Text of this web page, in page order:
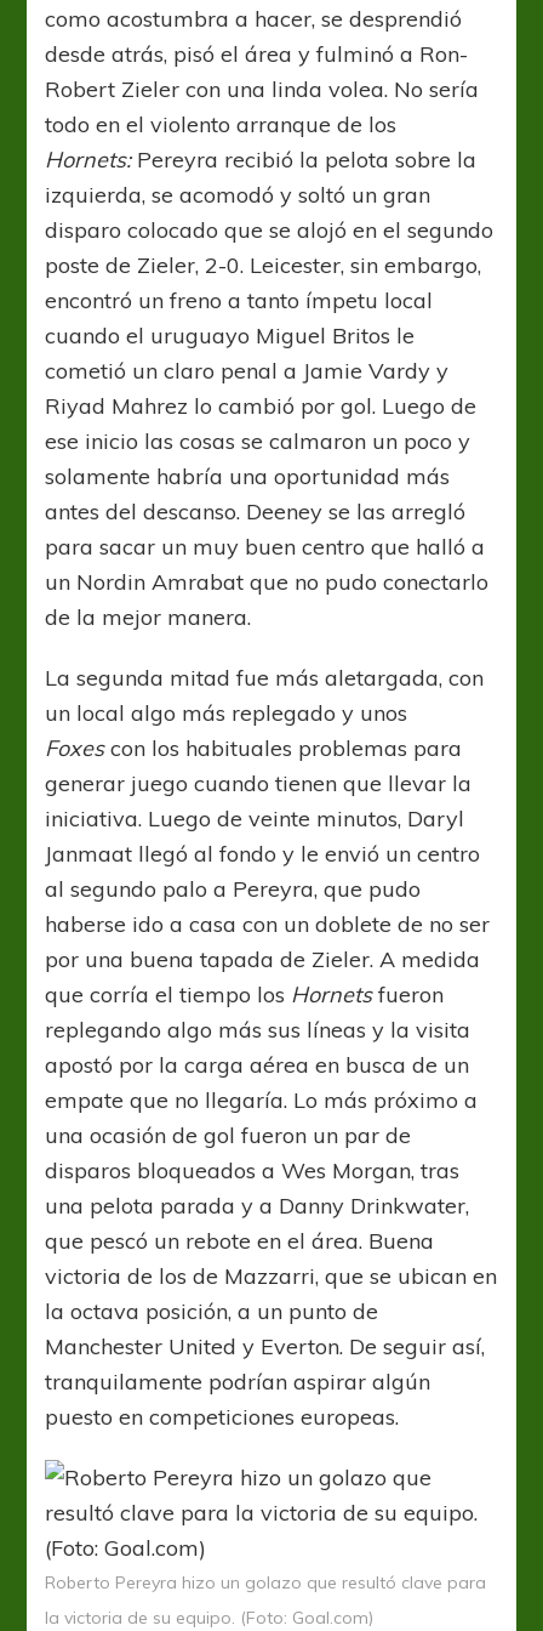
como acostumbra a hacer, se desprendió
desde atrás, pisó el área y fulminó a Ron-
Robert Zieler con una linda volea. No sería
todo en el violento arranque de los
Hornets: Pereyra recibió la pelota sobre la
izquierda, se acomodó y soltó un gran
disparo colocado que se alojó en el segundo
poste de Zieler, 2-0. Leicester, sin embargo,
encontró un freno a tanto ímpetu local
cuando el uruguayo Miguel Britos le
cometió un claro penal a Jamie Vardy y
Riyad Mahrez lo cambió por gol. Luego de
ese inicio las cosas se calmaron un poco y
solamente habría una oportunidad más
antes del descanso. Deeney se las arregló
para sacar un muy buen centro que halló a
un Nordin Amrabat que no pudo conectarlo
de la mejor manera.
La segunda mitad fue más aletargada, con
un local algo más replegado y unos
Foxescon los habituales problemas para
generar juego cuando tienen que llevar la
iniciativa. Luego de veinte minutos, Daryl
Janmaat llegó al fondo y le envió un centro
al segundo palo a Pereyra, que pudo
haberse ido a casa con un doblete de no ser
por una buena tapada de Zieler. A medida
que corría el tiempo los Hornetsfueron
replegando algo más sus líneas y la visita
apostó por la carga aérea en busca de un
empate que no llegaría. Lo más próximo a
una ocasión de gol fueron un par de
disparos bloqueados a Wes Morgan, tras
una pelota parada y a Danny Drinkwater,
que pescó un rebote en el área. Buena
victoria de los de Mazzarri, que se ubican en
la octava posición, a un punto de
Manchester United y Everton. De seguir así,
tranquilamente podrían aspirar algún
puesto en competiciones europeas.
Roberto Pereyra hizo un golazo que resultó clave para
la victoria de su equipo. (Foto: Goal.com)